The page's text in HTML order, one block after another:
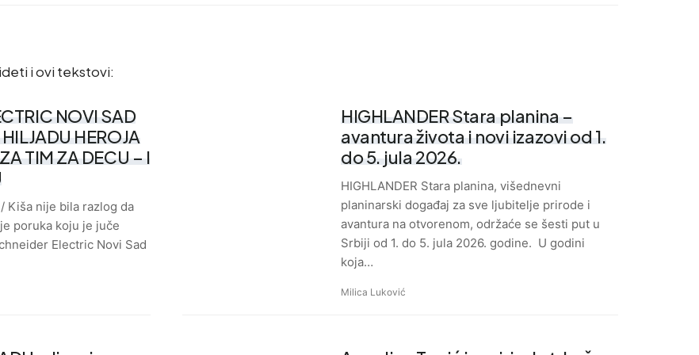
i ovi tekstovi:
NOVI SAD
HEROJA
TIM ZA DECU – I
Kiša nije bila razlog da
poruka koju je juče
Electric Novi Sad
HIGHLANDER Stara planina –
avantura života i novi izazovi od 1.
do 5. jula 2026.
HIGHLANDER Stara planina, višednevni
planinarski događaj za sve ljubitelje prirode i
avantura na otvorenom, održaće se šesti put u
Srbiji od 1. do 5. jula 2026. godine. U godini
koja…
Milica Luković